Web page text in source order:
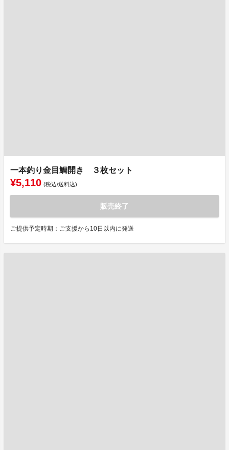
一本釣り金目鯛開き ３枚セット
¥5,110 (税込/送料込)
販売終了
ご提供予定時期：ご支援から10日以内に発送